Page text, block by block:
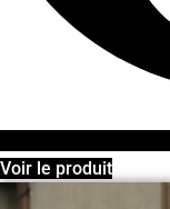
Voir le produit